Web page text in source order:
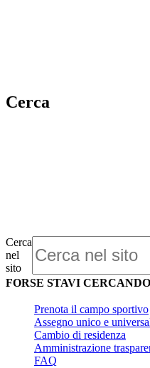
Cerca
Cerca
nel
sito
FORSE STAVI CERCANDO
Prenota il campo sportivo
Assegno unico e
Cambio di residenza
Amministrazione
FAQ